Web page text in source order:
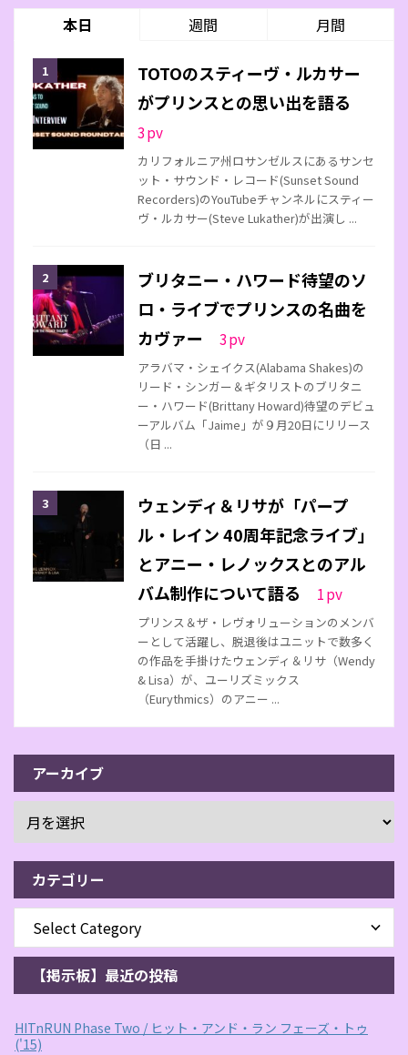
本日 週間 月間
TOTOのスティーヴ・ルカサー
がプリンスとの思い出を語る
3pv
カリフォルニア州ロサンゼルスにあるサンセ
ット・サウンド・レコード(Sunset Sound
Recorders)のYouTubeチャンネルにスティー
ヴ・ルカサー(Steve Lukather)が出演し ...
ブリタニー・ハワード待望のソ
ロ・ライブでプリンスの名曲を
カヴァー
3pv
アラバマ・シェイクス(Alabama Shakes)の
リード・シンガー＆ギタリストのブリタニ
ー・ハワード(Brittany Howard)待望のデビュ
ーアルバム「Jaime」が９月20日にリリース
（日 ...
ウェンディ＆リサが「パープ
ル・レイン 40周年記念ライブ」
とアニー・レノックスとのアル
バム制作について語る
1pv
プリンス＆ザ・レヴォリューションのメンバ
ーとして活躍し、脱退後はユニットで数多く
の作品を手掛けたウェンディ＆リサ（Wendy
& Lisa）が、ユーリズミックス
（Eurythmics）のアニー ...
アーカイブ
カテゴリー
【掲示板】最近の投稿
HITnRUN Phase Two / ヒット・アンド・ラン フェーズ・トゥ
('15)